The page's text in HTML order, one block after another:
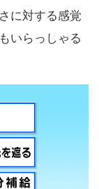
に対する感覚
いらっしゃる